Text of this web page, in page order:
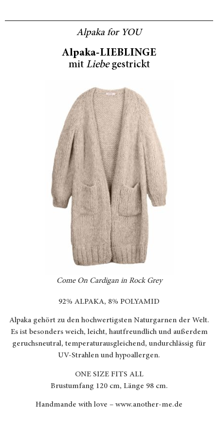
Alpaka for YOU
Alpaka-LIEBLINGE
mit Liebegestrickt
Come On Cardigan in Rock Grey
92% ALPAKA, 8% POLYAMID
Alpaka gehört zu den hochwertigsten Naturgarnen der Welt.
Es ist besonders weich, leicht, hautfreundlich und außerdem
geruchsneutral, temperaturausgleichend, undurchlässig für
UV-Strahlen und hypoallergen.
ONE SIZE FITS ALL
Brustumfang 120 cm, Länge 98 cm.
Handmande with love – www.another-me.de